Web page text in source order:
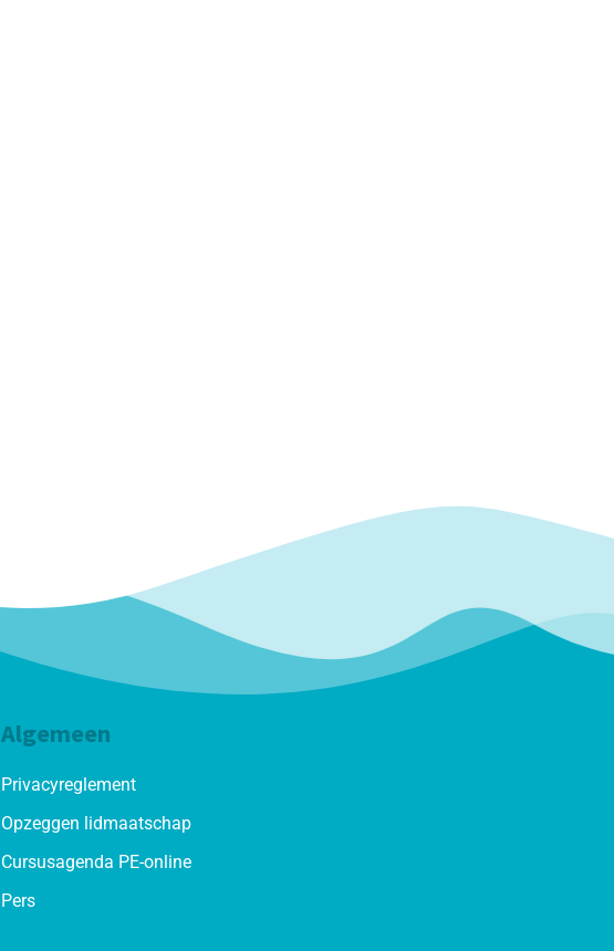
Algemeen
Privacyreglement
Opzeggen lidmaatschap
Cursusagenda PE-online
Pers